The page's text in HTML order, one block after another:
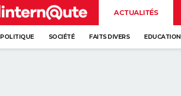
ACTUALITÉS
POLITIQUE SOCIÉTÉ FAITS DIVERS EDUCATION